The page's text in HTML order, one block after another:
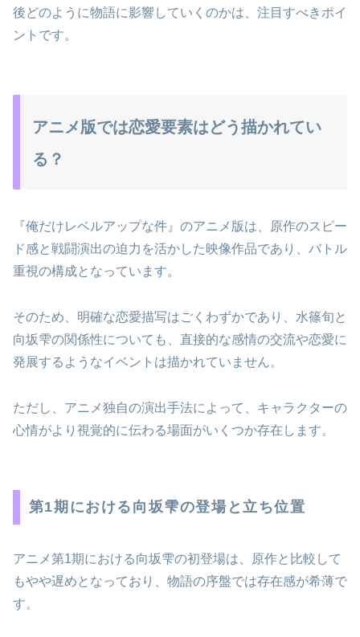
後どのように物語に影響していくのかは、注目すべきポイ
ントです。
アニメ版では恋愛要素はどう描かれてい
る？
『俺だけレベルアップな件』のアニメ版は、原作のスピー
ド感と戦闘演出の迫力を活かした映像作品であり、バトル
重視の構成となっています。
そのため、明確な恋愛描写はごくわずかであり、水篠旬と
向坂雫の関係性についても、直接的な感情の交流や恋愛に
発展するようなイベントは描かれていません。
ただし、アニメ独自の演出手法によって、キャラクターの
心情がより視覚的に伝わる場面がいくつか存在します。
第1期における向坂雫の登場と立ち位置
アニメ第1期における向坂雫の初登場は、原作と比較して
もやや遅めとなっており、物語の序盤では存在感が希薄で
す。